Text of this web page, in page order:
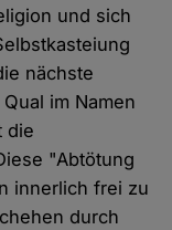
und sich
nächste
im Namen
die
"Abtötung
innerlich frei zu
durch